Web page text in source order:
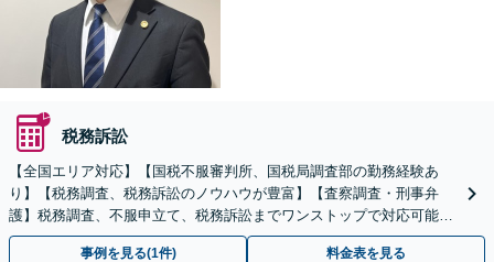
税務訴訟
【全国エリア対応】【国税不服審判所、国税局調査部の勤務経験あ
り】【税務調査、税務訴訟のノウハウが豊富】【査察調査・刑事弁
護】税務調査、不服申立て、税務訴訟までワンストップで対応可能！
事業承継にも対応【休日・夜間相談可】
事例を見る(1件) 料金表を見る